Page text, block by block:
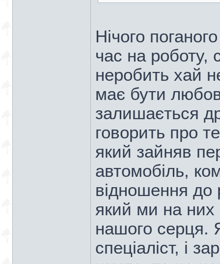
Нічого
час на роботу,
неробить хай
має бути
залишається
говорить про
який зайняв
автомобіль,
відношення до
який ми на них
нашого серця.
спеціаліст, і